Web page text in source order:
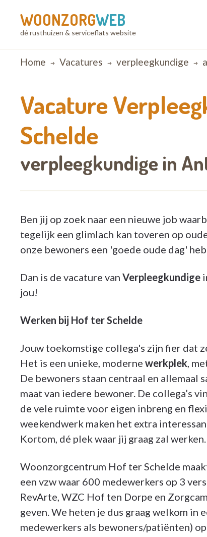
WOONZORGWEB
dé rusthuizen & serviceflats website
Breadcrumb
Home Vacatures verpleegkundige
Vacature
Schelde
verpleegkundige in
Ben jij op zoek naar een nieuwe job
tegelijk een glimlach kan toveren op
onze bewoners een 'goede oude dag'
Dan is de vacature van Verpleegkundige
jou!
Werken bij Hof ter Schelde
Jouw toekomstige collega's zijn fier dat
Het is een unieke, moderne werkplek,
De bewoners staan centraal en allemaal
maat van iedere bewoner. De collega’s
de vele ruimte voor eigen inbreng en
weekendwerk maken het extra
Kortom, dé plek waar jij graag zal werken.
Woonzorgcentrum Hof ter Schelde
een vzw waar 600 medewerkers op 3
RevArte, WZC Hof ten Dorpe en
geven. We heten je dus graag welkom in
medewerkers als bewoners/patiënten)